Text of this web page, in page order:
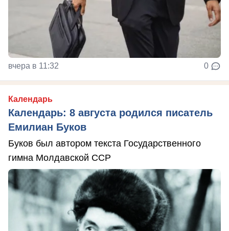
вчера в 11:32 0
Календарь
Календарь: 8 августа родился писатель
Емилиан Буков
Буков был автором текста Государственного
гимна Молдавской ССР